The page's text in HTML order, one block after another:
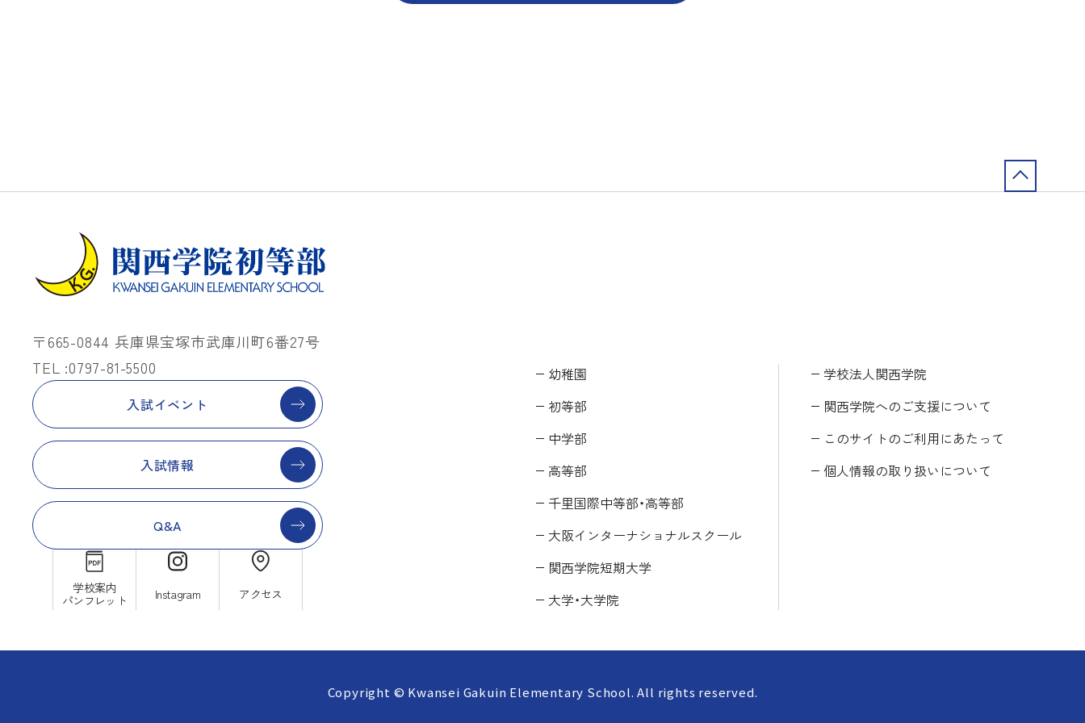
〒665-0844 兵庫県宝塚市武庫川町6番27号
TEL :0797-81-5500
入試イベント
入試情報
Q&A
学校案内
パンフレット
Instagram アクセス
幼稚園
初等部
中学部
高等部
千里国際中等部・高等部
大阪インターナショナルスクール
関西学院短期大学
大学・大学院
学校法人関西学院
関西学院へのご支援について
このサイトのご利用にあたって
個人情報の取り扱いについて
Copyright © Kwansei Gakuin Elementary School. All rights reserved.